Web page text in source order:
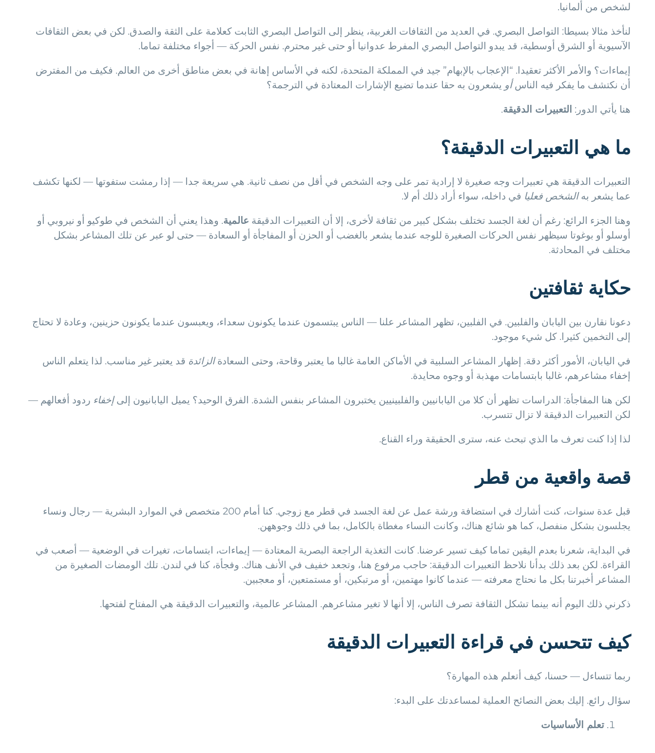
لشخص من ألمانيا.
لنأخذ مثالا بسيطا: التواصل البصري. في العديد من الثقافات الغربية، ينظر إلى التواصل البصري الثابت كعلامة على الثقة والصدق. لكن في بعض الثقافات
الآسيوية أو الشرق أوسطية، قد يبدو التواصل البصري المفرط عدوانيا أو حتى غير محترم. نفس الحركة — أجواء مختلفة تماما.
إيماءات؟ والأمر الأكثر تعقيدا. “الإعجاب بالإبهام” جيد في المملكة المتحدة، لكنه في الأساس إهانة في بعض مناطق أخرى من العالم. فكيف من المفترض
أن نكتشف ما يفكر فيه الناسأو يشعرون به حقا عندما تضيع الإشارات المعتادة في الترجمة؟
هنا يأتي الدور: التعبيرات الدقيقة.
ما هي التعبيرات الدقيقة؟
التعبيرات الدقيقة هي تعبيرات وجه صغيرة لا إرادية تمر على وجه الشخص في أقل من نصف ثانية. هي سريعة جدا — إذا رمشت ستفوتها — لكنها تكشف
عما يشعر بهالشخص فعليا في داخله، سواء أراد ذلك أم لا.
وهنا الجزء الرائع: رغم أن لغة الجسد تختلف بشكل كبير من ثقافة لأخرى، إلا أن التعبيرات الدقيقة عالمية. وهذا يعني أن الشخص في طوكيو أو نيروبي أو
أوسلو أو بوغوتا سيظهر نفس الحركات الصغيرة للوجه عندما يشعر بالغضب أو الحزن أو المفاجأة أو السعادة — حتى لو عبر عن تلك المشاعر بشكل
مختلف في المحادثة.
حكاية ثقافتين
دعونا نقارن بين اليابان والفلبين. في الفلبين، تظهر المشاعر علنا — الناس يبتسمون عندما يكونون سعداء، ويعبسون عندما يكونون حزينين، وعادة لا تحتاج
إلى التخمين كثيرا. كل شيء موجود.
في اليابان، الأمور أكثر دقة. إظهار المشاعر السلبية في الأماكن العامة غالبا ما يعتبر وقاحة، وحتى السعادةالزائدة قد يعتبر غير مناسب. لذا يتعلم الناس
إخفاء مشاعرهم، غالبا بابتسامات مهذبة أو وجوه محايدة.
لكن هنا المفاجأة: الدراسات تظهر أن كلا من اليابانيين والفلبينيين يختبرون المشاعر بنفس الشدة. الفرق الوحيد؟ يميل اليابانيون إلىإخفاء ردود أفعالهم —
لكن التعبيرات الدقيقة لا تزال تتسرب.
لذا إذا كنت تعرف ما الذي تبحث عنه، سترى الحقيقة وراء القناع.
قصة واقعية من قطر
قبل عدة سنوات، كنت أشارك في استضافة ورشة عمل عن لغة الجسد في قطر مع زوجي. كنا أمام 200 متخصص في الموارد البشرية — رجال ونساء
يجلسون بشكل منفصل، كما هو شائع هناك، وكانت النساء مغطاة بالكامل، بما في ذلك وجوههن.
في البداية، شعرنا بعدم اليقين تماما كيف تسير عرضنا. كانت التغذية الراجعة البصرية المعتادة — إيماءات، ابتسامات، تغيرات في الوضعية — أصعب في
القراءة. لكن بعد ذلك بدأنا نلاحظ التعبيرات الدقيقة: حاجب مرفوع هنا، وتجعد خفيف في الأنف هناك. وفجأة، كنا في لندن. تلك الومضات الصغيرة من
المشاعر أخبرتنا بكل ما نحتاج معرفته — عندما كانوا مهتمين، أو مرتبكين، أو مستمتعين، أو معجبين.
ذكرني ذلك اليوم أنه بينما تشكل الثقافة تصرف الناس، إلا أنها لا تغير مشاعرهم. المشاعر عالمية، والتعبيرات الدقيقة هي المفتاح لفتحها.
كيف تتحسن في قراءة التعبيرات الدقيقة
ربما تتساءل — حسنا، كيف أتعلم هذه المهارة؟
سؤال رائع. إليك بعض النصائح العملية لمساعدتك على البدء:
تعلم الأساسيات